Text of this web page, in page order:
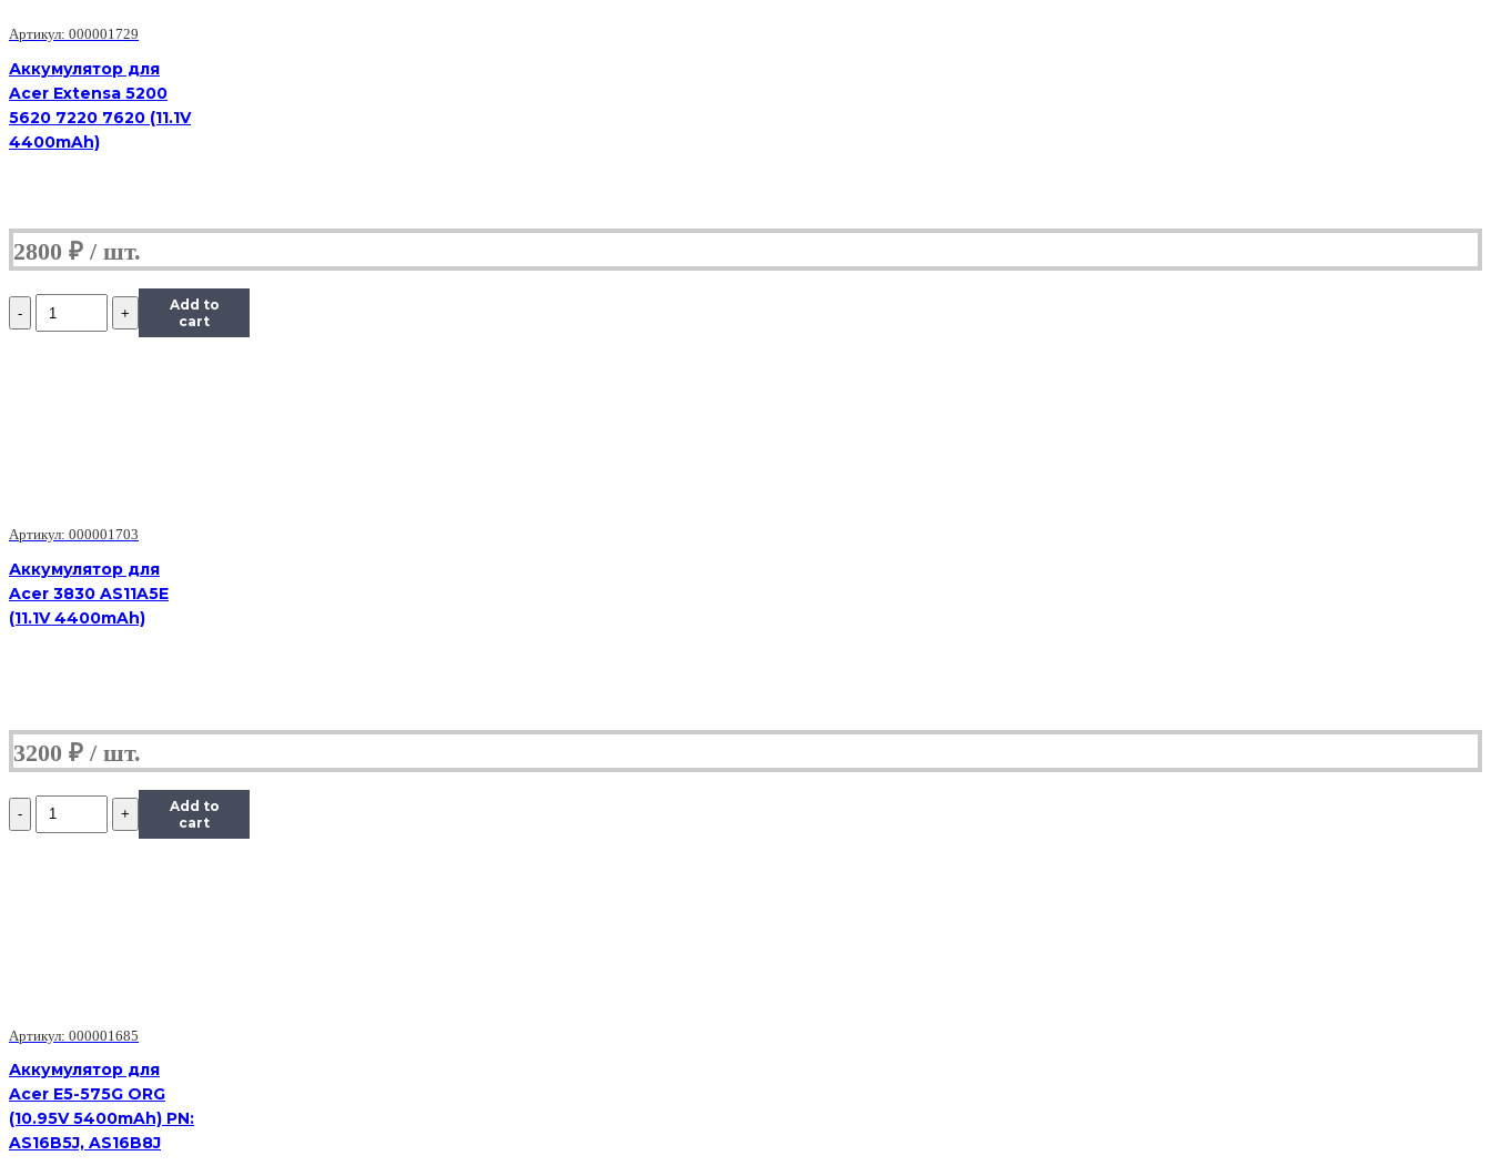
Артикул: 000001729
Аккумулятор для
Acer Extensa 5200
5620 7220 7620 (11.1V
4400mAh)
2800 ₽
Количество
Аккумулятор
Add to
cart
Артикул: 000001703
Аккумулятор для
Acer 3830 AS11A5E
(11.1V 4400mAh)
3200 ₽
Количество
Аккумулятор
Add to
cart
Артикул: 000001685
Аккумулятор для
Acer E5-575G ORG
(10.95V 5400mAh) PN:
AS16B5J, AS16B8J